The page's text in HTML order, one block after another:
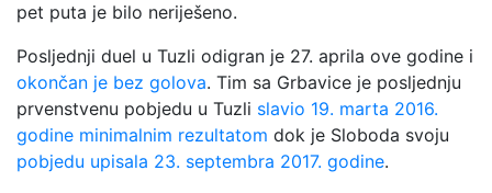
pet puta je bilo neriješeno.
Posljednji duel u Tuzli odigran je 27. aprila ove godine i
okončan je bez golova. Tim sa Grbavice je posljednju
prvenstvenu pobjedu u Tuzli slavio 19. marta 2016.
godine minimalnim rezultatom dok je Sloboda svoju
pobjedu upisala 23. septembra 2017. godine.